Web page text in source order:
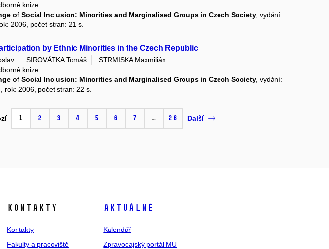
knize
of Social Inclusion: Minorities and Marginalised Groups in Czech Society , vydání:
2006, počet stran: 21 s.
by Ethnic Minorities in the Czech Republic
SIROVÁTKA Tomáš
STRMISKA Maxmilián
knize
of Social Inclusion: Minorities and Marginalised Groups in Czech Society , vydání:
rok: 2006, počet stran: 22 s.
1 2 3 4 5 6 7 … 26 Další
Kontakty
Kontakty
Fakulty a pracoviště
Aktuálně
Kalendář
Zpravodajský portál MU